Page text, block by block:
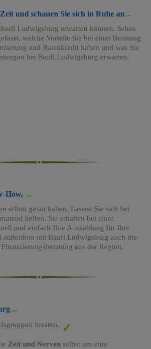
und schauen Sie sich in Ruhe an
Ludwigsburg erwarten können. Sehen
welche Vorteile Sie bei einer Beratung
und Ratenkredit haben und was Sie
bei Baufi Ludwigsburg erwarten.
How,
schon getan haben. Lassen Sie sich bei
helfen. Sie erhalten bei einer
und einfach Ihre Auszahlung für Ihre
außerdem mit Baufi Ludwigsburg auch die
aus der Region.
beraten.
Zeit und Nervenselbst um eine